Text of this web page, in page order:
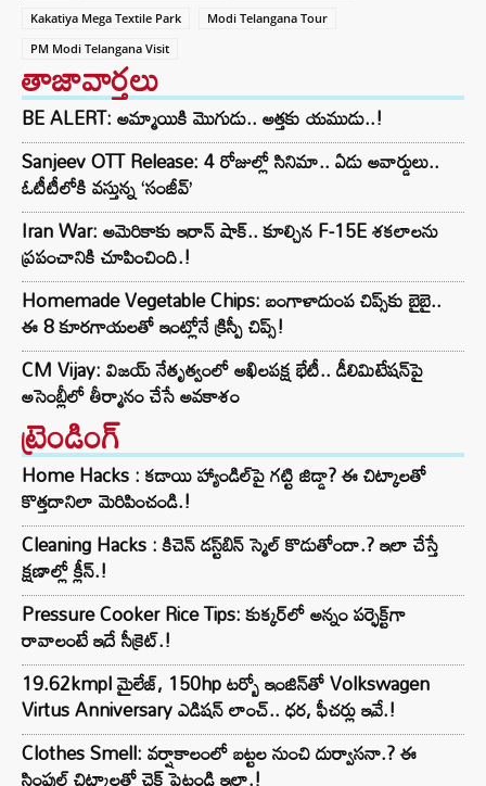
Kakatiya Mega Textile Park
Modi Telangana Tour
PM Modi Telangana Visit
తాజావార్తలు
BE ALERT: అమ్మాయికి మొగుడు.. అత్తకు యముడు..!
Sanjeev OTT Release: 4 రోజుల్లో సినిమా.. ఏడు అవార్డులు..
ఓటీటీలోకి వస్తున్న ‘సంజీవ్’
Iran War: అమెరికాకు ఇరాన్ షాక్.. కూల్చిన F-15E శకలాలను
ప్రపంచానికి చూపించింది.!
Homemade Vegetable Chips: బంగాళాదుంప చిప్స్‌కు బైబై..
ఈ 8 కూరగాయలతో ఇంట్లోనే క్రిస్పీ చిప్స్!
CM Vijay: విజయ్ నేతృత్వంలో అఖిలపక్ష భేటీ.. డీలిమిటేషన్‌పై
అసెంబ్లీలో తీర్మానం చేసే అవకాశం
ట్రెండింగ్‌
Home Hacks : కడాయి హ్యాండిల్‌పై గట్టి జిడ్డా? ఈ చిట్కాలతో
కొత్తదానిలా మెరిపించండి.!
Cleaning Hacks : కిచెన్ డస్ట్‌బిన్ స్మెల్ కొడుతోందా.? ఇలా చేస్తే
క్షణాల్లో క్లీన్.!
Pressure Cooker Rice Tips: కుక్కర్‌లో అన్నం పర్ఫెక్ట్‌గా
రావాలంటే ఇదే సీక్రెట్.!
19.62kmpl మైలేజ్, 150hp టర్బో ఇంజిన్‌తో Volkswagen
Virtus Anniversary ఎడిషన్ లాంచ్.. ధర, ఫీచర్లు ఇవే.!
Clothes Smell: వర్షాకాలంలో బట్టల నుంచి దుర్వాసనా.? ఈ